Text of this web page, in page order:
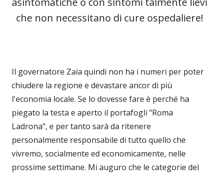
che non necessitano di cure ospedaliere!
Il governatore Zaia quindi non ha i numeri per poter
chiudere la regione e devastare ancor di più
l'economia locale. Se lo dovesse fare è perché ha
piegato la testa e aperto il portafogli "Roma
Ladrona", e per tanto sarà da ritenere
personalmente responsabile di tutto quello che
vivremo, socialmente ed economicamente, nelle
prossime settimane. Mi auguro che le categorie del